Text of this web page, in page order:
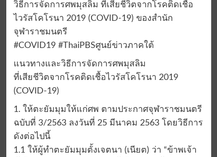
วิธีการจัดการศพมุสลิม ที่เสียชีวิตจากโรคติดเชื้อ
ไวรัสโคโรนา 2019 (COVID-19) ของสำนัก
จุฬาราชมนตรี
#COVID19 #ThaiPBSศูนย์ข่าวภาคใต้
แนวทางและวิธีการจัดการศพมุสลิม
ที่เสียชีวิตจากโรคติดเชื้อไวรัสโคโรนา 2019
(COVID-19)
1. ให้ตะยัมมุมให้แก่ศพ ตามประกาศจุฬาราชมนตรี
ฉบับที่ 3/2563 ลงวันที่ 25 มีนาคม 2563 โดยวิธีการ
ดังต่อไปนี้
1.1 ให้ผู้ทำตะยัมมุมตั้งเจตนา (เนียต) ว่า “ข้าพเจ้า